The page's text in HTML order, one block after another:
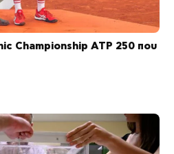
Championship ATP 250 που